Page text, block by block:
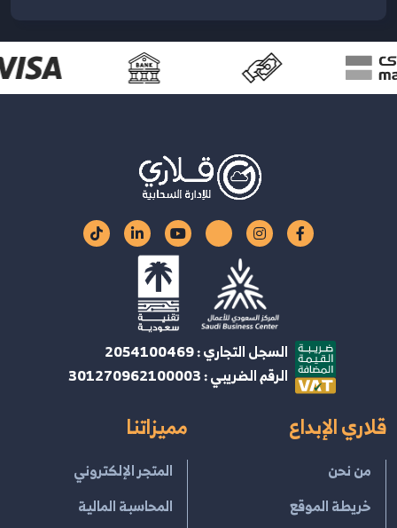
السجل التجاري : 2054100469
الرقم الضريبي : 301270962100003
قلاري الإبداع
من نحن
خريطة الموقع
مميزاتنا
المتجر الإلكتروني
المحاسبة المالية